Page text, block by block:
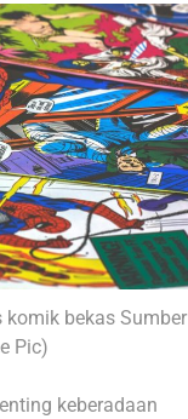
bekas
Pic)
keberadaan